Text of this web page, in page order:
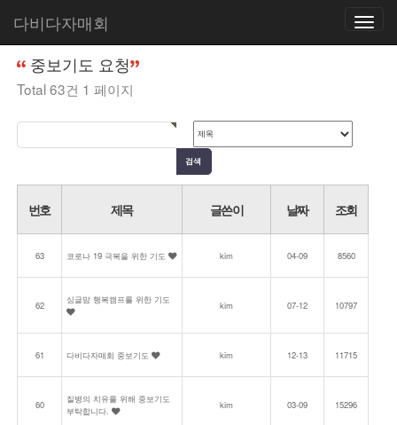
Toggle
다비다자매회
홈 커뮤니티
중보기도 요청
Total 63건 1 페이지
번호 제목 글쓴이 날짜 조회
63 코로나 19 극복을 위한 기도 kim 04-09 8560
62 싱글맘 행복캠프를 위한 기도 kim 07-12 10797
61 다비다자매회 중보기도 kim 12-13 11715
60
질병의 치유를 위해 중보기도
부탁합니다.
kim 03-09 15296